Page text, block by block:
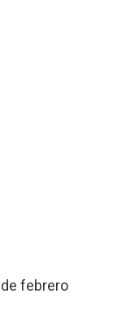
febrero